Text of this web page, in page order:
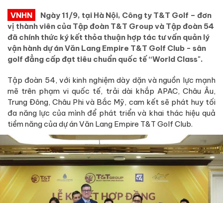
VNHN
Ngày 11/9, tại Hà Nội, Công ty T&T Golf – đơn
vị thành viên của Tập đoàn T&T Group và Tập đoàn 54
đã chính thức ký kết thỏa thuận hợp tác tư vấn quản lý
vận hành dự án Văn Lang Empire T&T Golf Club - sân
golf đẳng cấp đạt tiêu chuẩn quốc tế “World Class".
Tập đoàn 54, với kinh nghiệm dày dặn và nguồn lực mạnh
mẽ trên phạm vi quốc tế, trải dài khắp APAC, Châu Âu,
Trung Đông, Châu Phi và Bắc Mỹ, cam kết sẽ phát huy tối
đa năng lực của mình để phát triển và khai thác hiệu quả
tiềm năng của dự án Văn Lang Empire T&T Golf Club.